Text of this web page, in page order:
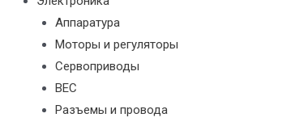
Аппаратура
Моторы и регуляторы
Сервоприводы
BEC
Разъемы и провода